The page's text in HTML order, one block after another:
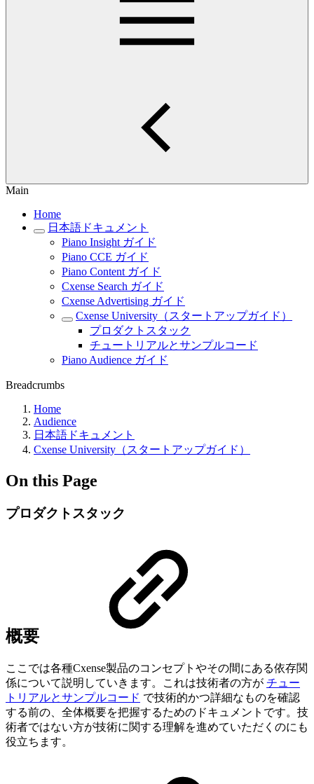
Main
Home
日本語ドキュメント
Piano Insight ガイド
Piano CCE ガイド
Piano Content ガイド
Cxense Search ガイド
Cxense Advertising ガイド
Cxense University（スタートアップガイド）
プロダクトスタック
チュートリアルとサンプルコード
Piano Audience ガイド
Breadcrumbs
Home
Audience
日本語ドキュメント
Cxense University（スタートアップガイド）
On this Page
プロダクトスタック
概要
ここでは各種Cxense製品のコンセプトやその間にある依存関
係について説明していきます。これは技術者の方が チュー
トリアルとサンプルコード で技術的かつ詳細なものを確認
する前の、全体概要を把握するためのドキュメントです。技
術者ではない方が技術に関する理解を進めていただくのにも
役立ちます。